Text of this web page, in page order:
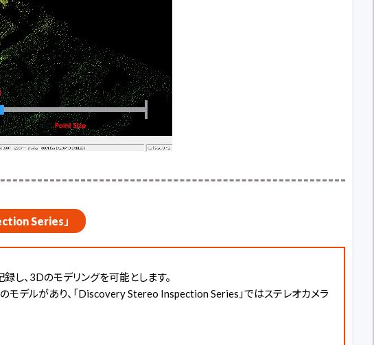
Series」
、3Dのモデリングを可能とします。
モデルがあり、「Discovery Stereo Inspection Series」ではステレオカメラ